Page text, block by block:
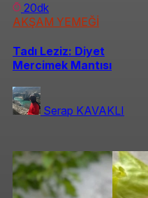
20dk
AKŞAM YEMEĞİ
Tadı Leziz: Diyet
Mercimek Mantısı
Serap KAVAKLI